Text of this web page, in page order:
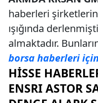
haberleri şirketlerin
ışığında
almaktadır.
borsa haberleri
HISSE
ENSRI ASTOR